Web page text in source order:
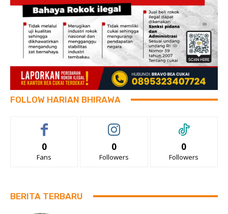
FOLLOW HARIAN BHIRAWA
0
Fans
0
Followers
0
Followers
BERITA TERBARU